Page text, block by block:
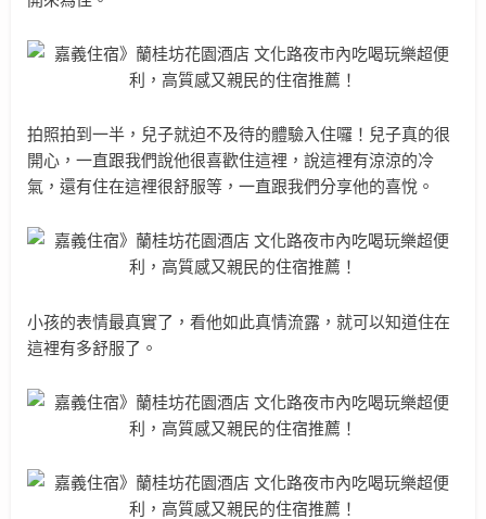
拍照拍到一半，兒子就迫不及待的體驗入住囉！兒子真的很
開心，一直跟我們說他很喜歡住這裡，說這裡有涼涼的冷
氣，還有住在這裡很舒服等，一直跟我們分享他的喜悅。
小孩的表情最真實了，看他如此真情流露，就可以知道住在
這裡有多舒服了。